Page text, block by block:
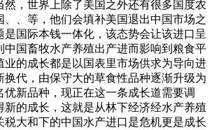
然，世界上除了美国之外还有很多国度农
、、等，他们会填补美国退出中国市场之
是国际本钱一体化，该态势会让该进口呈
中国畜牧水产养殖出产进而影响到粮食平
业的成长都是以国表里市场供求为导向进
换代，由保守大的草食性品种逐渐升级为
优新品种，现正在这一条成长道需要调
新的成长，这就是从林下经济经水产养殖
税大和下的中国水产进口是危机更是成长